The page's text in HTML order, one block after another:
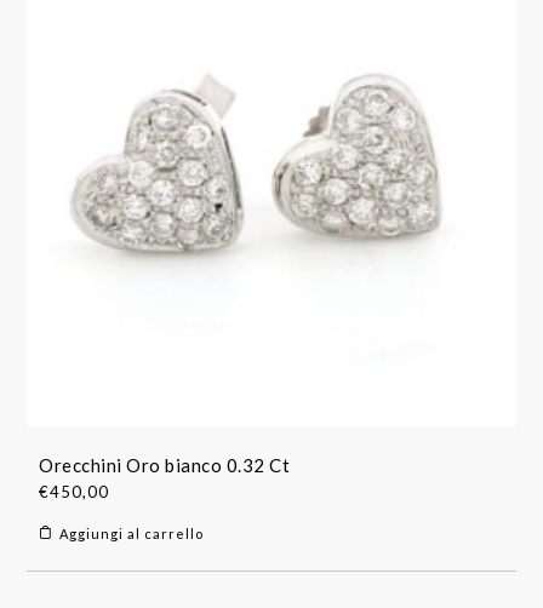
Orecchini Oro bianco 0.32 Ct
€450,00
Aggiungi al carrello